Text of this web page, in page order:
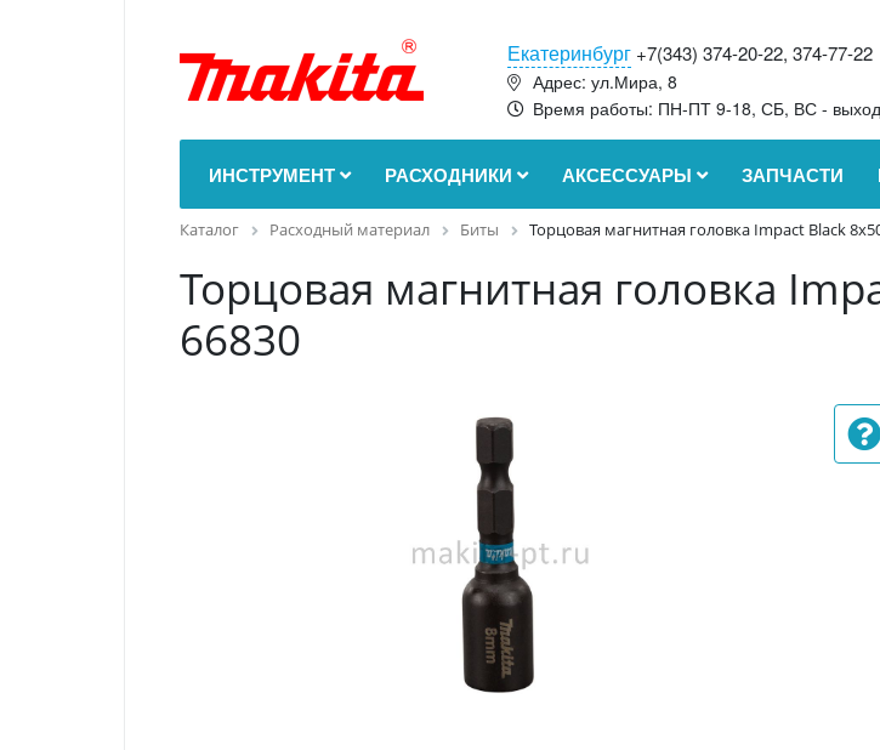
Екатеринбург +7(343) 374-20-22, 374-77-22
Адрес: ул.Мира, 8
Время работы: ПН-ПТ 9-18, СБ, ВС -
ИНСТРУМЕНТ РАСХОДНИКИ АКСЕССУАРЫ ЗАПЧАСТИ
Каталог Расходный материал Биты Торцовая магнитная головка Impact Black
Торцовая магнитная головка
66830